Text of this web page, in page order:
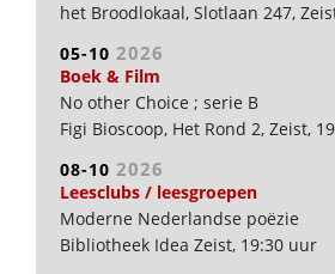
het Broodlokaal, Slotlaan 247,
05-10 2026
Boek & Film
No other Choice ; serie B
Figi Bioscoop, Het Rond 2, Zeist,
08-10 2026
Leesclubs / leesgroepen
Moderne Nederlandse poëzie
Bibliotheek Idea Zeist, 19:30 uur